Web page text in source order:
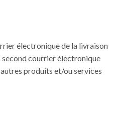
électronique de la livraison
second courrier électronique
produits et/ou services